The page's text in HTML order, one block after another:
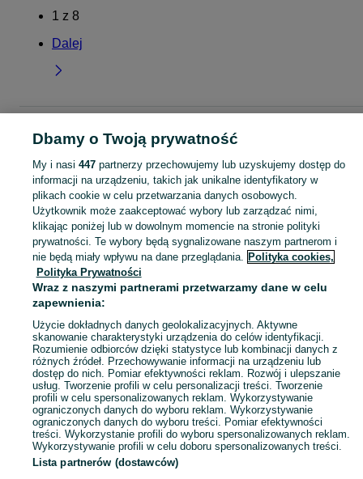
1 z 8
Dalej
Krzesła, leżaki, bujaki - Śląskie
Krzesła, leżaki, bujaki - Sosnowiec
KATEGORIA
Krzesełka do karmienia, leżaczki i bujaczki elektryczne oraz siedziska do nauki siedzenia dla niemowląt. Przeglądaj ogłoszenia na OLX.pl. Zobacz
Mapa kategorii
Mapa miejscowości
Mapa ministron
Popularne wyszukiwania
Dbamy o Twoją prywatność
My i nasi 447partnerzy przechowujemy lub uzyskujemy dostęp do
informacji na urządzeniu, takich jak unikalne identyfikatory w
plikach cookie w celu przetwarzania danych osobowych.
Użytkownik może zaakceptować wybory lub zarządzać nimi,
klikając poniżej lub w dowolnym momencie na stronie polityki
prywatności. Te wybory będą sygnalizowane naszym partnerom i
nie będą miały wpływu na dane przeglądania. Polityka cookies,
Polityka Prywatności
Wraz z naszymi partnerami przetwarzamy dane w celu
zapewnienia:
Użycie dokładnych danych geolokalizacyjnych. Aktywne
skanowanie charakterystyki urządzenia do celów identyfikacji.
Rozumienie odbiorców dzięki statystyce lub kombinacji danych z
różnych źródeł. Przechowywanie informacji na urządzeniu lub
dostęp do nich. Pomiar efektywności reklam. Rozwój i ulepszanie
usług. Tworzenie profili w celu personalizacji treści. Tworzenie
profili w celu spersonalizowanych reklam. Wykorzystywanie
ograniczonych danych do wyboru reklam. Wykorzystywanie
ograniczonych danych do wyboru treści. Pomiar efektywności
treści. Wykorzystanie profili do wyboru spersonalizowanych reklam.
Wykorzystywanie profili w celu doboru spersonalizowanych treści.
Lista partnerów (dostawców)